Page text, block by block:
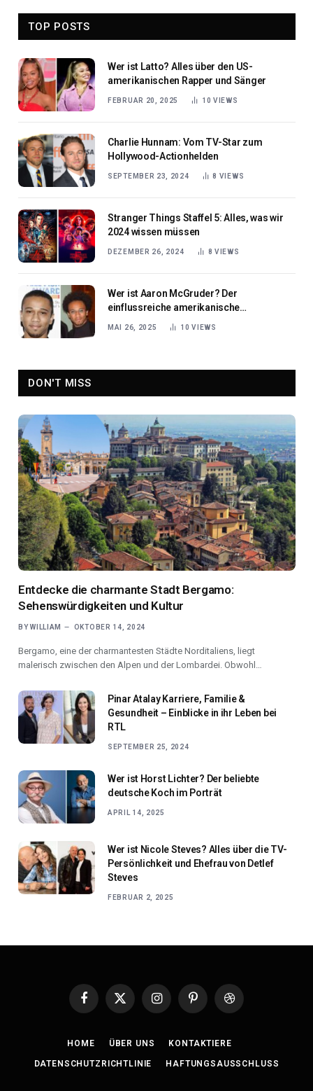
TOP POSTS
Wer ist Latto? Alles über den US-
amerikanischen Rapper und Sänger
FEBRUAR 20, 2025 10VIEWS
Charlie Hunnam: Vom TV-Star zum
Hollywood-Actionhelden
SEPTEMBER 23, 2024 8 VIEWS
Stranger Things Staffel 5: Alles, was wir
2024 wissen müssen
DEZEMBER 26, 2024 8VIEWS
Wer ist Aaron McGruder? Der
einflussreiche amerikanische
Schriftsteller und Cartoonist
MAI 26, 2025 10VIEWS
DON'T MISS
Entdecke die charmante Stadt Bergamo:
Sehenswürdigkeiten und Kultur
BY WILLIAM OKTOBER 14, 2024
Bergamo, eine der charmantesten Städte Norditaliens, liegt
malerisch zwischen den Alpen und der Lombardei. Obwohl…
Pinar Atalay Karriere, Familie &
Gesundheit – Einblicke in ihr Leben bei
RTL
SEPTEMBER 25, 2024
Wer ist Horst Lichter? Der beliebte
deutsche Koch im Porträt
APRIL 14, 2025
Wer ist Nicole Steves? Alles über die TV-
Persönlichkeit und Ehefrau von Detlef
Steves
FEBRUAR 2, 2025
Facebook
X
InstagramPinterestDribbble
HOME ÜBER UNS KONTAKTIERE
DATENSCHUTZRICHTLINIE HAFTUNGSAUSSCHLUSS